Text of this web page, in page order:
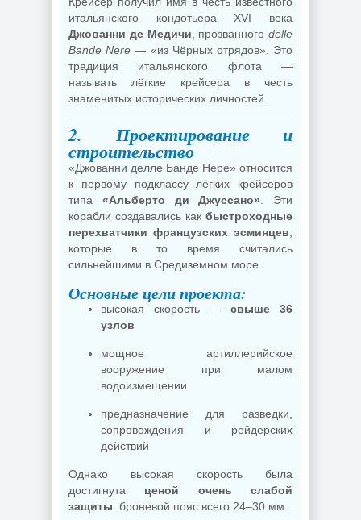
итальянского кондотьера XVI века
Джованни де Медичи , прозванного delle
Bande Nere — «из Чёрных отрядов». Это
традиция итальянского флота —
называть лёгкие крейсера в честь
знаменитых исторических личностей.
2. Проектирование и
строительство
«Джованни делле Банде Нере» относится
к первому подклассу лёгких крейсеров
типа «Альберто ди Джуссано» . Эти
корабли создавались как быстроходные
перехватчики французских эсминцев
которые в то время считались
сильнейшими в Средиземном море.
Основные цели проекта:
высокая скорость — свыше 36
узлов
мощное артиллерийское
вооружение при малом
водоизмещении
предназначение для разведки,
сопровождения и рейдерских
действий
Однако высокая скорость была
достигнута ценой очень слабой
защиты: броневой пояс всего 24–30 мм.